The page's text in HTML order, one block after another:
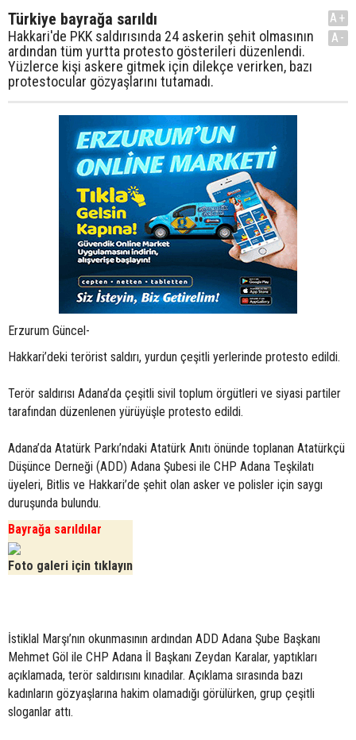
Türkiye bayrağa sarıldı
Hakkari'de PKK saldırısında 24 askerin şehit olmasının
ardından tüm yurtta protesto gösterileri düzenlendi.
Yüzlerce kişi askere gitmek için dilekçe verirken, bazı
protestocular gözyaşlarını tutamadı.
A+
A-
Erzurum Güncel-
Hakkari’deki terörist saldırı, yurdun çeşitli yerlerinde protesto edildi.
Terör saldırısı Adana’da çeşitli sivil toplum örgütleri ve siyasi partiler
tarafından düzenlenen yürüyüşle protesto edildi.
Adana’da Atatürk Parkı’ndaki Atatürk Anıtı önünde toplanan Atatürkçü
Düşünce Derneği (ADD) Adana Şubesi ile CHP Adana Teşkilatı
üyeleri, Bitlis ve Hakkari’de şehit olan asker ve polisler için saygı
duruşunda bulundu.
Bayrağa sarıldılar
Foto galeri için tıklayın
İstiklal Marşı’nın okunmasının ardından ADD Adana Şube Başkanı
Mehmet Göl ile CHP Adana İl Başkanı Zeydan Karalar, yaptıkları
açıklamada, terör saldırısını kınadılar. Açıklama sırasında bazı
kadınların gözyaşlarına hakim olamadığı görülürken, grup çeşitli
sloganlar attı.